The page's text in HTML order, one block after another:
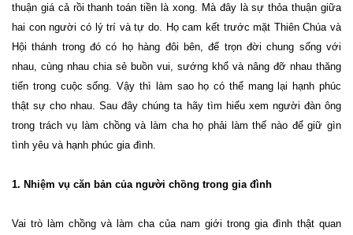
thuận giá cả rồi thanh toán tiền là xong. Mà đây là sự thỏa thuận giữa
hai con người có lý trí và tự do. Họ cam kết trước mặt Thiên Chúa và
Hội thánh trong đó có họ hàng đôi bên, để trọn đời chung sống với
nhau, cùng nhau chia sẻ buồn vui, sướng khổ và nâng đỡ nhau thăng
tiến trong cuộc sống. Vậy thì làm sao họ có thể mang lại hạnh phúc
thật sự cho nhau. Sau đây chúng ta hãy tìm hiểu xem người đàn ông
trong trách vụ làm chồng và làm cha họ phải làm thế nào để giữ gìn
tình yêu và hạnh phúc gia đình.
1. Nhiệm vụ căn bản của người chồng trong gia đình
Vai trò làm chồng và làm cha của nam giới trong gia đình thật quan